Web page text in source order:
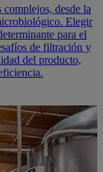
desde la
Elegir
para el
de filtración y
del producto,